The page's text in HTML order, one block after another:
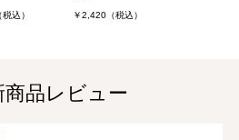
込） ￥2,420（税込）
商品レビュー